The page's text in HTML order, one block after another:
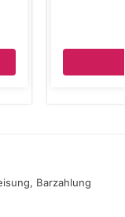
Barzahlung